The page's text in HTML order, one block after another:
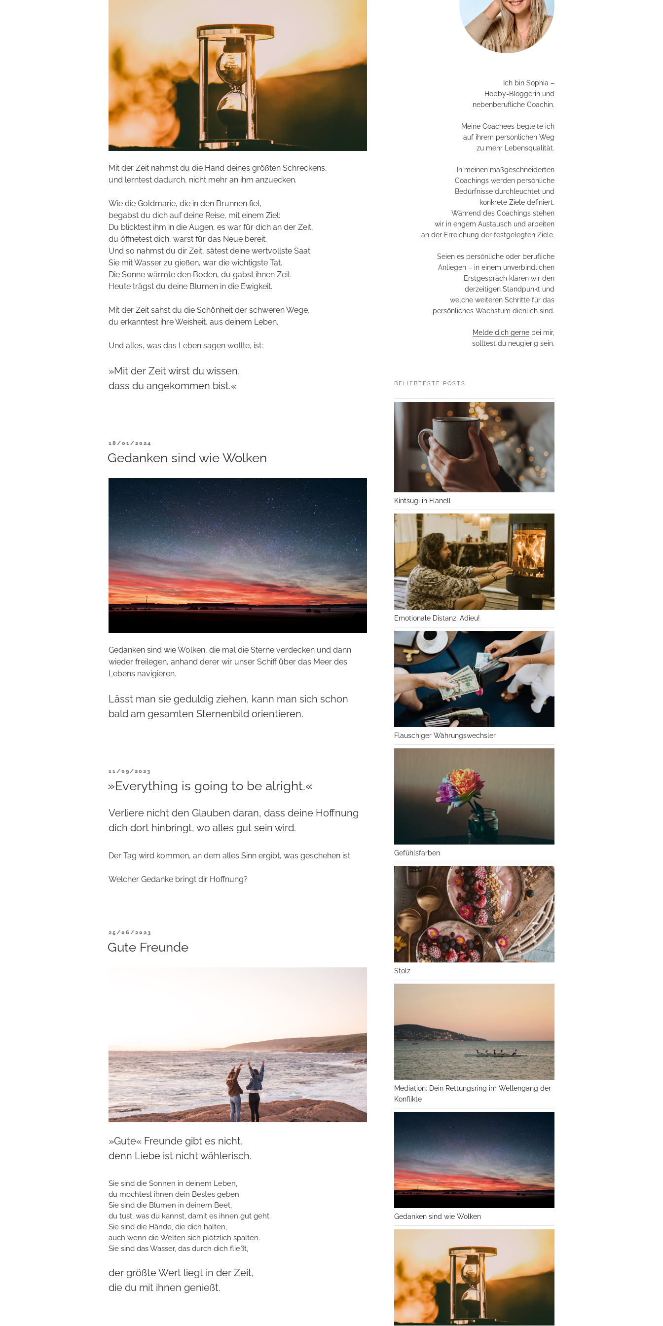
Mit der Zeit nahmst du die Hand deines größten Schreckens,
und lerntest dadurch, nicht mehr an ihm anzuecken.
Wie die Goldmarie, die in den Brunnen fiel,
begabst du dich auf deine Reise, mit einem Ziel:
Du blicktest ihm in die Augen, es war für dich an der Zeit,
du öffnetest dich, warst für das Neue bereit.
Und so nahmst du dir Zeit, sätest deine wertvollste Saat.
Sie mit Wasser zu gießen, war die wichtigste Tat.
Die Sonne wärmte den Boden, du gabst ihnen Zeit.
Heute trägst du deine Blumen in die Ewigkeit.
Mit der Zeit sahst du die Schönheit der schweren Wege,
du erkanntest ihre Weisheit, aus deinem Leben.
Und alles, was das Leben sagen wollte, ist:
»Mit der Zeit wirst du wissen,
dass du angekommen bist.«
VERÖFFENTLICHT
18/01/2024
Gedanken sind wie Wolken
Gedanken sind wie Wolken, die mal die Sterne verdecken und dann
wieder freilegen, anhand derer wir unser Schiff über das Meer des
Lebens navigieren.
Lässt man sie geduldig ziehen, kann man sich schon
bald am gesamten Sternenbild orientieren.
VERÖFFENTLICHT
11/09/2023
»Everything is going to be alright.«
Verliere nicht den Glauben daran, dass deine Hoffnung
dich dort hinbringt, wo alles gut sein wird.
Der Tag wird kommen, an dem alles Sinn ergibt, was geschehen ist.
Welcher Gedanke bringt dir Hoffnung?
VERÖFFENTLICHT
25/06/2023
Gute Freunde
»Gute« Freunde gibt es nicht,
denn Liebe ist nicht wählerisch.
Sie sind die Sonnen in deinem Leben,
du möchtest ihnen dein Bestes geben.
Sie sind die Blumen in deinem Beet,
du tust, was du kannst, damit es ihnen gut geht.
Sie sind die Hände, die dich halten,
auch wenn die Welten sich plötzlich spalten.
Sie sind das Wasser, das durch dich fließt,
der größte Wert liegt in der Zeit,
die du mit ihnen genießt.
Ich bin Sophia –
Hobby-Bloggerin und
nebenberufliche Coachin.
Meine Coachees begleite ich
auf ihrem persönlichen Weg
zu mehr Lebensqualität.
In meinen maßgeschneiderten
Coachings werden persönliche
Bedürfnisse durchleuchtet und
konkrete Ziele definiert.
Während des Coachings stehen
wir in engem Austausch und arbeiten
an der Erreichung der festgelegten Ziele.
Seien es persönliche oder berufliche
Anliegen – in einem unverbindlichen
Erstgespräch klären wir den
derzeitigen Standpunkt und
welche weiteren Schritte für das
persönliches Wachstum dienlich sind.
Melde dich gerne bei mir,
solltest du neugierig sein.
BELIEBTESTE POSTS
Kintsugi in Flanell
Emotionale Distanz, Adieu!
Flauschiger Währungswechsler
Gefühlsfarben
Stolz
Mediation: Dein Rettungsring im Wellengang der
Konflikte
Gedanken sind wie Wolken